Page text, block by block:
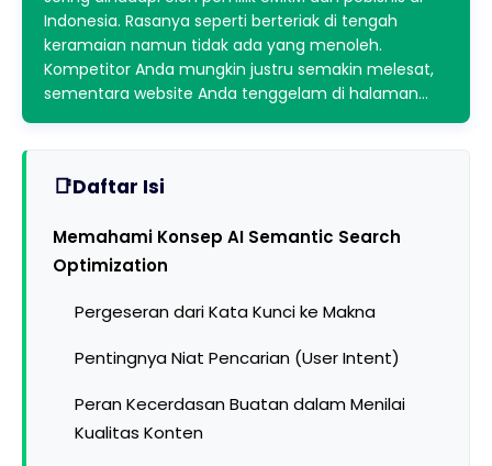
Indonesia. Rasanya seperti berteriak di tengah
keramaian namun tidak ada yang menoleh.
Kompetitor Anda mungkin justru semakin melesat,
sementara website Anda tenggelam di halaman…
Daftar Isi
Memahami Konsep AI Semantic Search
Optimization
Pergeseran dari Kata Kunci ke Makna
Pentingnya Niat Pencarian (User Intent)
Peran Kecerdasan Buatan dalam Menilai
Kualitas Konten